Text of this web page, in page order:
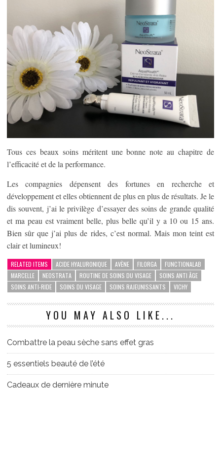
Tous ces beaux soins méritent une bonne note au chapitre de
l’efficacité et de la performance.
Les compagnies dépensent des fortunes en recherche et
développement et elles obtiennent de plus en plus de résultats. Je le
dis souvent, j’ai le privilège d’essayer des soins de grande qualité
et ma peau est vraiment belle, plus belle qu’il y a 10 ou 15 ans.
Bien sûr que j’ai plus de rides, c’est normal. Mais mon teint est
clair et lumineux!
RELATED ITEMS ACIDE HYALURONIQUE AVÈNE FILORGA
FUNCTIONALAB
MARCELLE
NEOSTRATA ROUTINE DE SOINS DU VISAGE
SOINS ANTI ÂGE
SOINS ANTI-RIDE
SOINS DU VISAGE SOINS RAJEUNISSANTS VICHY
YOU MAY ALSO LIKE...
Combattre la peau sèche sans effet gras
5 essentiels beauté de l’été
Cadeaux de dernière minute